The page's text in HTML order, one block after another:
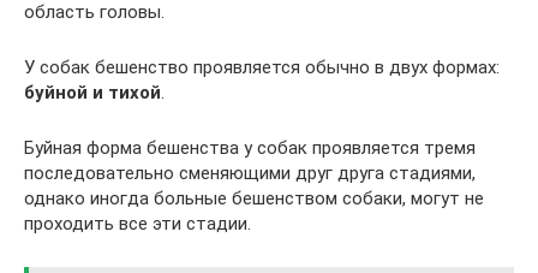
область головы.
У собак бешенство проявляется обычно в двух формах:
буйной и тихой.
Буйная форма бешенства у собак проявляется тремя
последовательно сменяющими друг друга стадиями,
однако иногда больные бешенством собаки, могут не
проходить все эти стадии.